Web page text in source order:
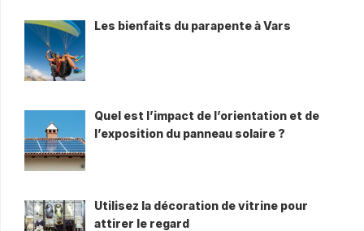
Les bienfaits du parapente à Vars
Quel est l’impact de l’orientation et de
l’exposition du panneau solaire ?
Utilisez la décoration de vitrine pour
attirer le regard